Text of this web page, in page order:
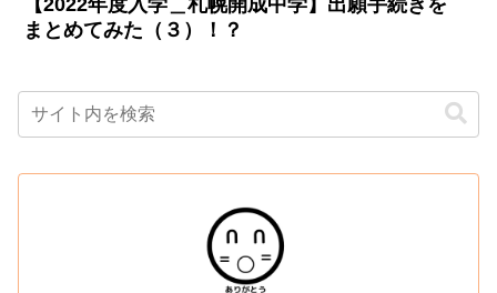
まとめてみた（３）！？